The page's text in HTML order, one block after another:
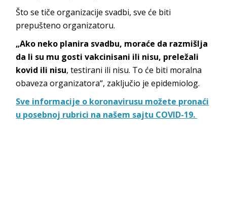
Što se tiče organizacije svadbi, sve će biti
prepušteno organizatoru.
„Ako neko planira svadbu, moraće da razmišlja
da li su mu gosti vakcinisani ili nisu, preležali
kovid ili nisu, testirani ili nisu. To će biti moralna
obaveza organizatora“, zaključio je epidemiolog.
Sve informacije o koronavirusu možete pronaći
u posebnoj rubrici na našem sajtu COVID-19.